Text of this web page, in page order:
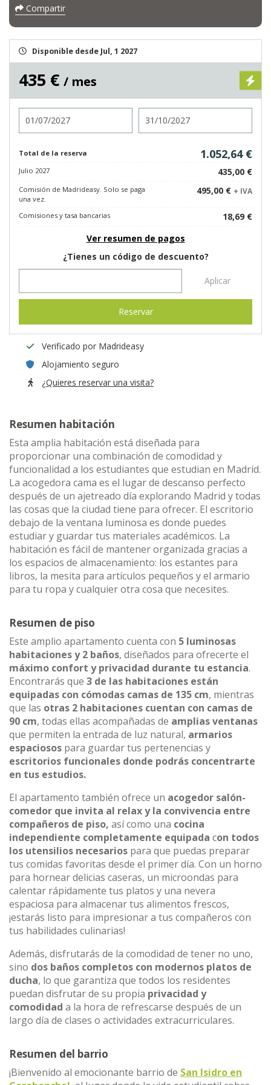
Compartir
Disponible desde Jul, 1 2027
435 € / mes
Total de la reserva 1.052,64 €
Julio 2027 435,00 €
Comisión de Madrideasy. Solo se paga
una vez.
495,00 € + IVA
Comisiones y tasa bancarias
18,69 €
Ver resumen de pagos
¿Tienes un código de descuento?
Aplicar
Reservar
Verificado por Madrideasy
Alojamiento seguro
¿Quieres reservar una visita?
Resumen habitación
Esta amplia habitación está diseñada para
proporcionar una combinación de comodidad y
funcionalidad a los estudiantes que estudian en Madrid.
La acogedora cama es el lugar de descanso perfecto
después de un ajetreado día explorando Madrid y todas
las cosas que la ciudad tiene para ofrecer. El escritorio
debajo de la ventana luminosa es donde puedes
estudiar y guardar tus materiales académicos. La
habitación es fácil de mantener organizada gracias a
los espacios de almacenamiento: los estantes para
libros, la mesita para artículos pequeños y el armario
para tu ropa y cualquier otra cosa que necesites.
Resumen de piso
Este amplio apartamento cuenta con 5 luminosas
habitaciones y 2 baños, diseñados para ofrecerte el
máximo confort y privacidad durante tu estancia.
Encontrarás que 3 de las habitaciones están
equipadas con cómodas camas de 135 cm, mientras
que las otras 2 habitaciones cuentan con camas de
90 cm, todas ellas acompañadas de amplias ventanas
que permiten la entrada de luz natural, armarios
espaciosos para guardar tus pertenencias y
escritorios funcionales donde podrás concentrarte
en tus estudios.
El apartamento también ofrece un acogedor salón-
comedor que invita al relax y la convivencia entre
compañeros de piso, así como una cocina
independiente completamente equipada con todos
los utensilios necesarios para que puedas preparar
tus comidas favoritas desde el primer día. Con un horno
para hornear delicias caseras, un microondas para
calentar rápidamente tus platos y una nevera
espaciosa para almacenar tus alimentos frescos,
¡estarás listo para impresionar a tus compañeros con
tus habilidades culinarias!
Además, disfrutarás de la comodidad de tener no uno,
sino dos baños completos con modernos platos de
ducha, lo que garantiza que todos los residentes
puedan disfrutar de su propia privacidad y
comodidad a la hora de refrescarse después de un
largo día de clases o actividades extracurriculares.
Resumen del barrio
¡Bienvenido al emocionante barrio de San Isidro en